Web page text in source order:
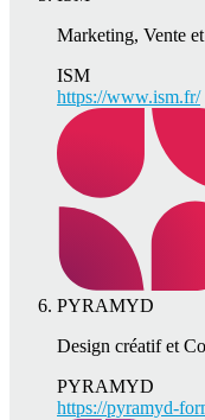
Marketing, Vente
ISM
https://www.ism.fr/
PYRAMYD
Design créatif et
PYRAMYD
https://pyramyd-